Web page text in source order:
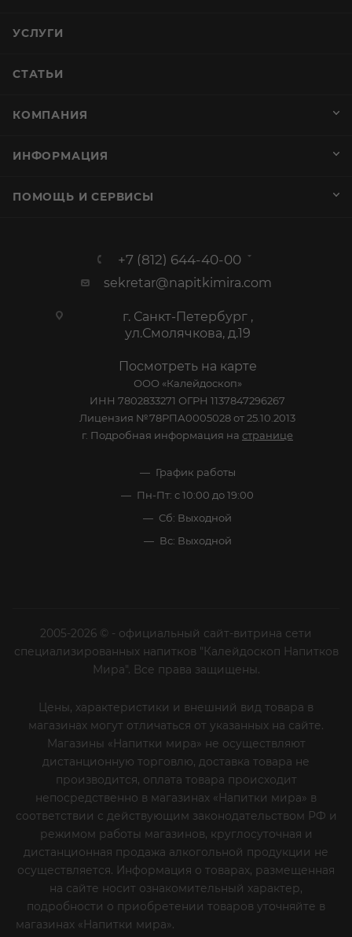
УСЛУГИ
СТАТЬИ
КОМПАНИЯ
ИНФОРМАЦИЯ
ПОМОЩЬ И СЕРВИСЫ
+7 (812) 644-40-00
sekretar@napitkimira.com
г. Санкт-Петербург ,
ул.Смолячкова, д.19
Посмотреть на карте
ООО «Калейдоскоп»
ИНН 7802833271 ОГРН 1137847296267
Лицензия №78РПА0005028 от 25.10.2013
г. Подробная информация на странице
График работы
Пн-Пт: с 10:00 до 19:00
Сб: Выходной
Вс: Выходной
2005-2026 © - официальный сайт-витрина сети
специализированных напитков "Калейдоскоп Напитков
Мира". Все права защищены.
Цены, характеристики и внешний вид товара в
магазинах могут отличаться от указанных на сайте.
Магазины «Напитки мира» не осуществляют
дистанционную торговлю, доставка товара не
производится, оплата товара происходит
непосредственно в магазинах «Напитки мира» в
соответствии с действующим законодательством РФ и
режимом работы магазинов, круглосуточная и
дистанционная продажа алкогольной продукции не
осуществляется. Информация о товарах, размещенная
на сайте носит ознакомительный характер,
подробности о приобретении товаров уточняйте в
магазинах «Напитки мира».